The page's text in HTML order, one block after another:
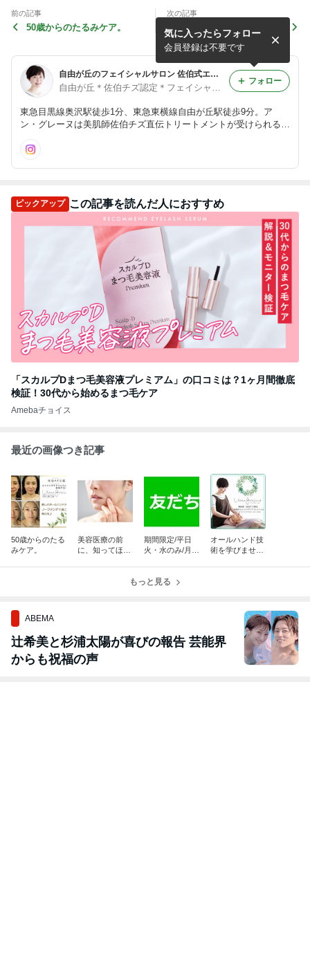
前の記事
50歳からのたるみケア。
次の記事
美容医療の前に、知ってほし
いこと。
自由が丘のフェイシャルサロン 佐伯式エステで美肌エイジングケア
東急目黒線奥沢駅徒歩1分、東急東横線自由が丘駅徒歩9分。ア
ン・グレーヌは美肌師佐伯チズ直伝トリートメントが受けられる全
などのお悩みを解決する究極のエイジングケアフェイシャルです。
気に入ったらフォロー
会員登録は不要です
フォロー
ピックアップ この記事を読んだ人におすすめ
「スカルプDまつ毛美容液プレミアム」の口コミは？1ヶ月間徹底
検証！30代から始めるまつ毛ケア
Amebaチョイス
最近の画像つき記事
50歳からのたる
みケア。
美容医療の前
に、知ってほし
期間限定/平日
火・水のみ/月1
オールハンド技
術を学びません
もっと見る
ABEMA
辻希美と杉浦太陽が喜びの報告 芸能界
からも祝福の声